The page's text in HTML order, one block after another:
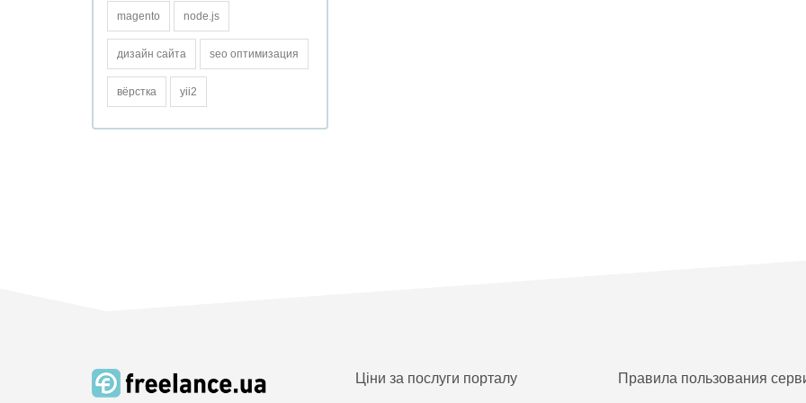
magento node.js
дизайн сайта seo оптимизация
вёрстка yii2
Ціни за послуги порталу Правила пользования